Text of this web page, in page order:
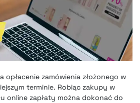
opłacenie zamówienia złożonego w
terminie. Robiąc zakupy w
online zapłaty można dokonać do